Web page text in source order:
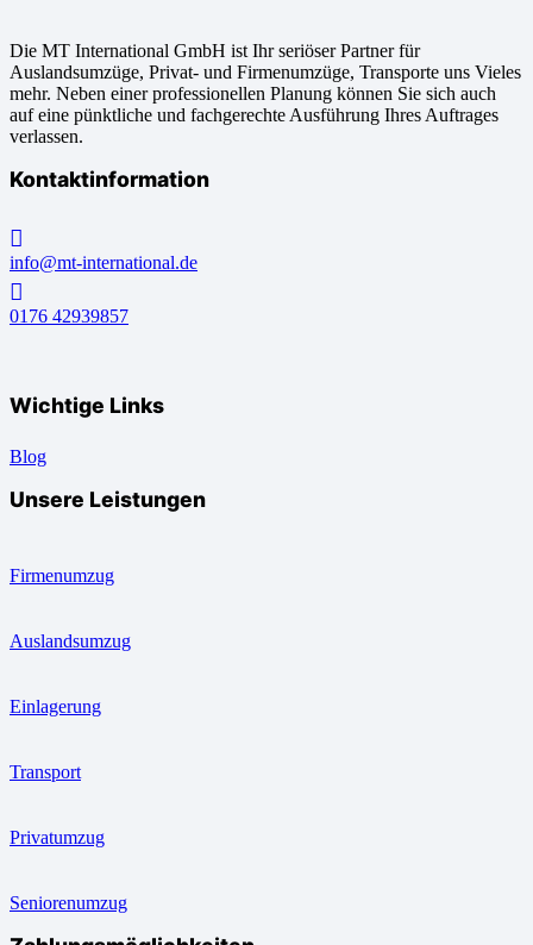
Die MT International GmbH ist Ihr seriöser Partner für
Auslandsumzüge, Privat- und Firmenumzüge, Transporte uns Vieles
mehr. Neben einer professionellen Planung können Sie sich auch
auf eine pünktliche und fachgerechte Ausführung Ihres Auftrages
verlassen.
Kontaktinformation
info@mt-international.de
0176 42939857
Wichtige Links
Blog
Unsere Leistungen
Firmenumzug
Auslandsumzug
Einlagerung
Transport
Privatumzug
Seniorenumzug